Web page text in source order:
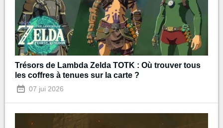
Trésors de Lambda Zelda TOTK : Où trouver tous
les coffres à tenues sur la carte ?
07 jui 2026